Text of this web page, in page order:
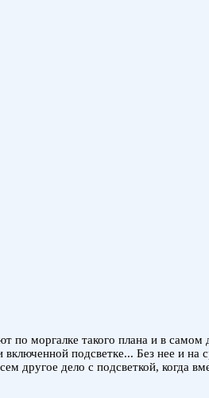
по моргалке такого плана и в самом
подсветке... Без нее и на
другое дело с подсветкой, когда